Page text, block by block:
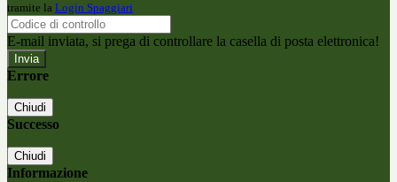
tramite la Login Spaggiari
E-mail inviata, si prega di controllare la casella di posta elettronica!
Errore
Chiudi
Successo
Chiudi
Informazione